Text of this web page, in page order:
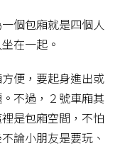
個包廂就是四個人
在一起。
便，要起身進出或
不過，２號車廂其
是包廂空間，不怕
論小朋友是要玩、